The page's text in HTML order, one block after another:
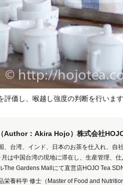
価し、喉越し強度の判断を行います
Author：Akira Hojo）株式会社HOJO
、台湾、インド、日本のお茶を仕入れ、自
は中国台湾の現地に滞在し、生産管理、
The Gardens Mallにて直営店HOJO Tea
養科学 修士（Master of Food and